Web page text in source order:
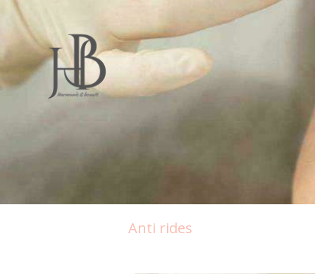
Anti rides